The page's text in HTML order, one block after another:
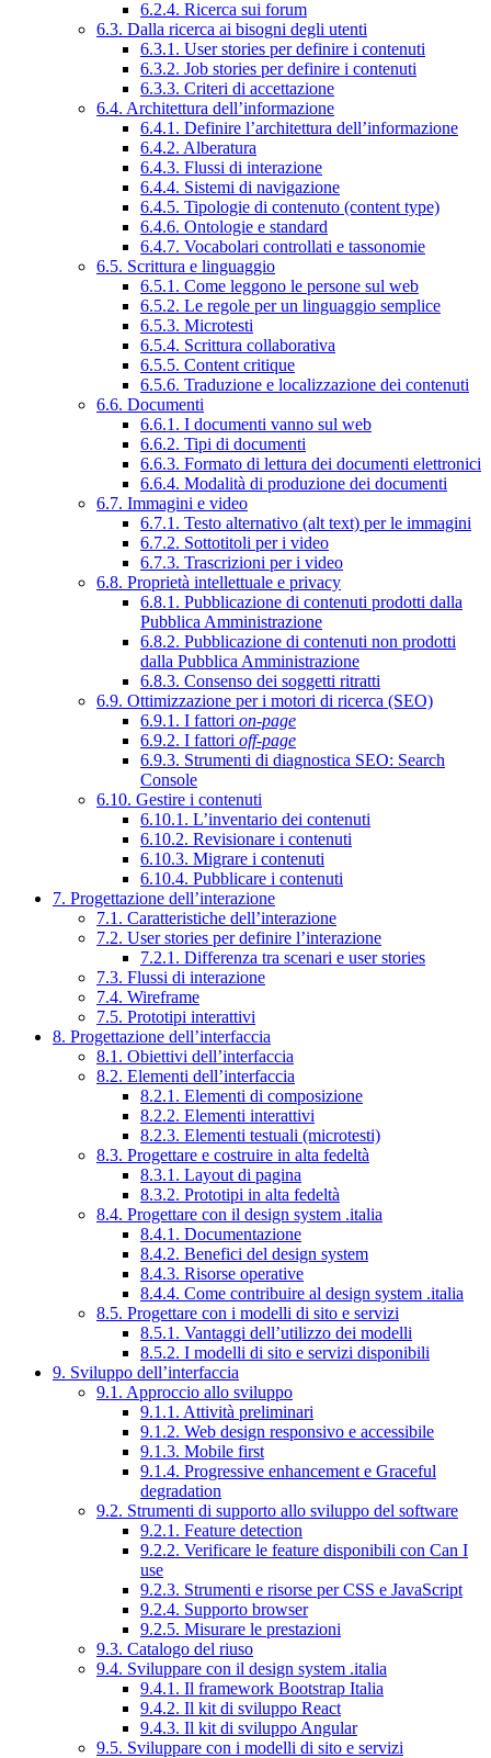
6.2.4. Ricerca sui forum
6.3. Dalla ricerca ai bisogni degli utenti
6.3.1. User stories per definire i contenuti
6.3.2. Job stories per definire i contenuti
6.3.3. Criteri di accettazione
6.4. Architettura dell’informazione
6.4.1. Definire l’architettura dell’informazione
6.4.2. Alberatura
6.4.3. Flussi di interazione
6.4.4. Sistemi di navigazione
6.4.5. Tipologie di contenuto (content type)
6.4.6. Ontologie e standard
6.4.7. Vocabolari controllati e tassonomie
6.5. Scrittura e linguaggio
6.5.1. Come leggono le persone sul web
6.5.2. Le regole per un linguaggio semplice
6.5.3. Microtesti
6.5.4. Scrittura collaborativa
6.5.5. Content critique
6.5.6. Traduzione e localizzazione dei contenuti
6.6. Documenti
6.6.1. I documenti vanno sul web
6.6.2. Tipi di documenti
6.6.3. Formato di lettura dei documenti elettronici
6.6.4. Modalità di produzione dei documenti
6.7. Immagini e video
6.7.1. Testo alternativo (alt text) per le immagini
6.7.2. Sottotitoli per i video
6.7.3. Trascrizioni per i video
6.8. Proprietà intellettuale e privacy
6.8.1. Pubblicazione di contenuti prodotti dalla
Pubblica Amministrazione
6.8.2. Pubblicazione di contenuti non prodotti
dalla Pubblica Amministrazione
6.8.3. Consenso dei soggetti ritratti
6.9. Ottimizzazione per i motori di ricerca (SEO)
6.9.1. I fattori on-page
6.9.2. I fattori off-page
6.9.3. Strumenti di diagnostica SEO: Search
Console
6.10. Gestire i contenuti
6.10.1. L’inventario dei contenuti
6.10.2. Revisionare i contenuti
6.10.3. Migrare i contenuti
6.10.4. Pubblicare i contenuti
7. Progettazione dell’interazione
7.1. Caratteristiche dell’interazione
7.2. User stories per definire l’interazione
7.2.1. Differenza tra scenari e user stories
7.3. Flussi di interazione
7.4. Wireframe
7.5. Prototipi interattivi
8. Progettazione dell’interfaccia
8.1. Obiettivi dell’interfaccia
8.2. Elementi dell’interfaccia
8.2.1. Elementi di composizione
8.2.2. Elementi interattivi
8.2.3. Elementi testuali (microtesti)
8.3. Progettare e costruire in alta fedeltà
8.3.1. Layout di pagina
8.3.2. Prototipi in alta fedeltà
8.4. Progettare con il design system .italia
8.4.1. Documentazione
8.4.2. Benefici del design system
8.4.3. Risorse operative
8.4.4. Come contribuire al design system .italia
8.5. Progettare con i modelli di sito e servizi
8.5.1. Vantaggi dell’utilizzo dei modelli
8.5.2. I modelli di sito e servizi disponibili
9. Sviluppo dell’interfaccia
9.1. Approccio allo sviluppo
9.1.1. Attività preliminari
9.1.2. Web design responsivo e accessibile
9.1.3. Mobile first
9.1.4. Progressive enhancement e Graceful
degradation
9.2. Strumenti di supporto allo sviluppo del software
9.2.1. Feature detection
9.2.2. Verificare le feature disponibili con Can I
use
9.2.3. Strumenti e risorse per CSS e JavaScript
9.2.4. Supporto browser
9.2.5. Misurare le prestazioni
9.3. Catalogo del riuso
9.4. Sviluppare con il design system .italia
9.4.1. Il framework Bootstrap Italia
9.4.2. Il kit di sviluppo React
9.4.3. Il kit di sviluppo Angular
9.5. Sviluppare con i modelli di sito e servizi